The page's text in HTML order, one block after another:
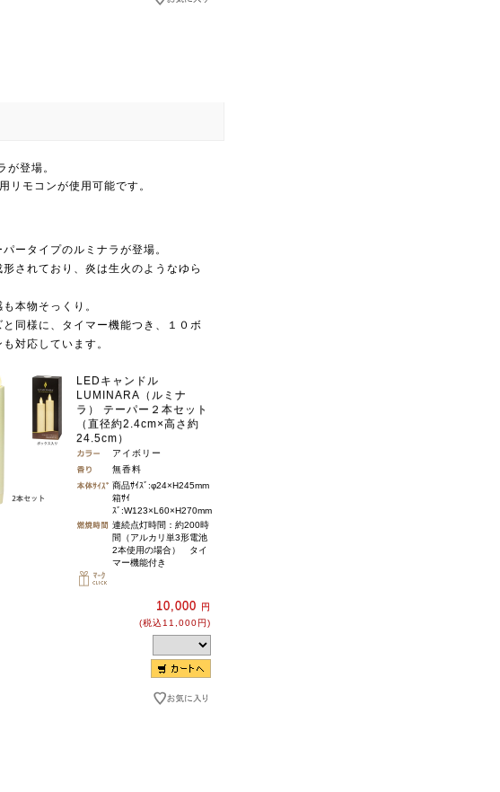
が登場。
リモコンが使用可能です。
ータイプのルミナラが登場。
形されており、炎は生火のようなゆら
本物そっくり。
同様に、タイマー機能つき、１０ボ
対応しています。
LEDキャンドル
LUMINARA（ルミナ
ラ） テーパー２本セット
（直径約2.4cm×高さ約
24.5cm）
アイボリー
無香料
商品ｻｲｽﾞ:φ24×H245mm
箱ｻｲ
ｽﾞ:W123×L60×H270mm
連続点灯時間：約200時
間（アルカリ単3形電池
2本使用の場合） タイ
マー機能付き
10,000
円
(税込11,000円)